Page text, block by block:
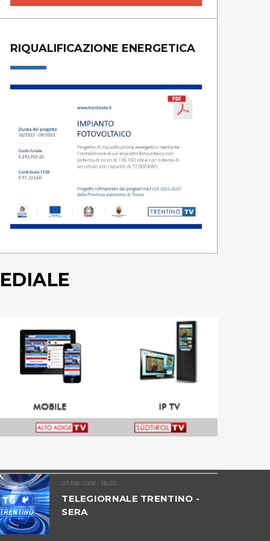
RIQUALIFICAZIONE ENERGETICA
07/08 ORE: 18.03
TELEGIORNALE TRENTINO -
SERA